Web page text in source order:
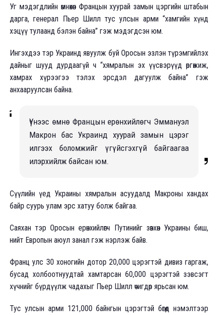
Уг мэдэгдлийн өмнөхөн Францын хуурай замын цэргийн штабын
дарга, генерал Пьер Шилл тус улсын арми “хамгийн хүнд
хэцүү тулаанд бэлэн байна” гэж мэдэгдсэн юм.
Ингэхдээ тэр Украинд явуулж буй Оросын эзлэн түрэмгийлэх
дайныг шууд дурдаагүй ч “хямралын эх үүсвэрүүд өргөжиж,
хамрах хүрээгээ тэлэх эрсдэл дагуулж байна” гэж
анхааруулсан байна.
Үүнээс өмнө Францын ерөнхийлөгч Эммануэл
Макрон бас Украинд хуурай замын цэрэг
илгээх боломжийг үгүйсгэхгүй байгаагаа
илэрхийлж байсан юм.
Сүүлийн үед Украины хямралын асуудалд Макроны хандах
байр суурь улам эрс хатуу болж байгаа.
Саяхан тэр Оросын ерөнхийлөгч Путинийг зөвхөн Украины биш,
нийт Европын аюул занал гэж нэрлэж байв.
Франц улс 30 хоногийн дотор 20,000 цэрэгтэй дивиз гаргаж,
бусад холбоотнуудтай хамтарсан 60,000 цэрэгтэй зэвсэгт
хүчнийг бүрдүүлж чадахыг Пьер Шилл өчигдөр ярьсан юм.
Тус улсын арми 121,000 байнгын цэрэгтэй бөгөөд нэмэлтээр